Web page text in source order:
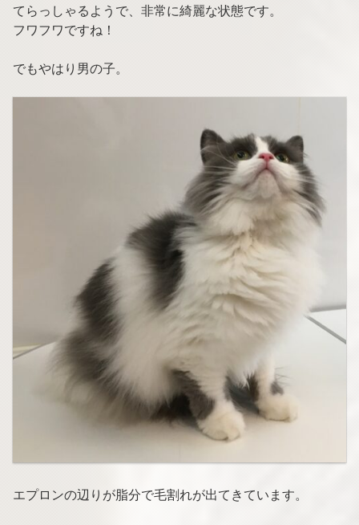
てらっしゃるようで、非常に綺麗な状態です。
フワフワですね！
でもやはり男の子。
エプロンの辺りが脂分で毛割れが出てきています。